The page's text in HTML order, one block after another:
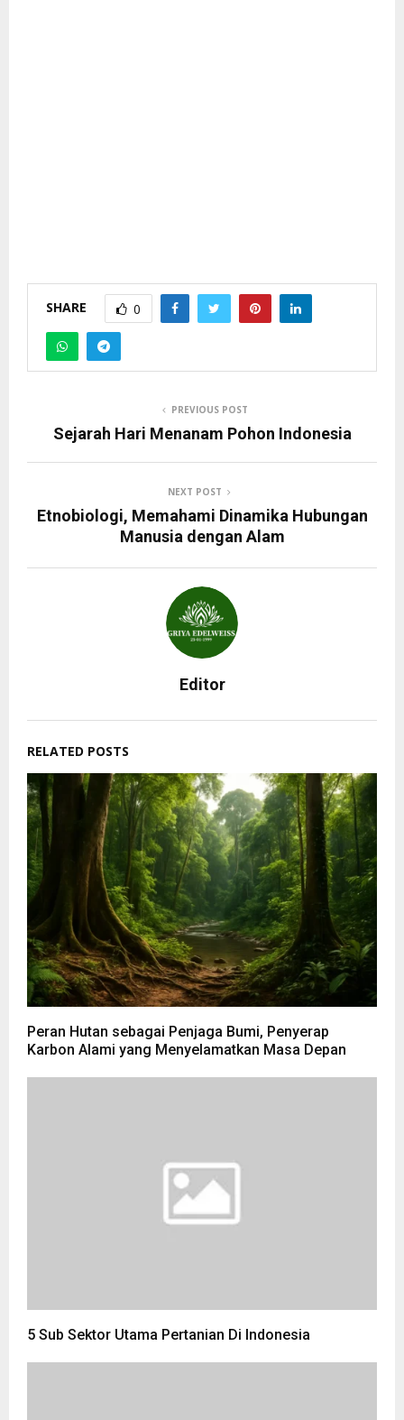
SHARE 0
PREVIOUS POST
Sejarah Hari Menanam Pohon Indonesia
NEXT POST
Etnobiologi, Memahami Dinamika Hubungan
Manusia dengan Alam
Editor
RELATED POSTS
Peran Hutan sebagai Penjaga Bumi, Penyerap
Karbon Alami yang Menyelamatkan Masa Depan
5 Sub Sektor Utama Pertanian Di Indonesia